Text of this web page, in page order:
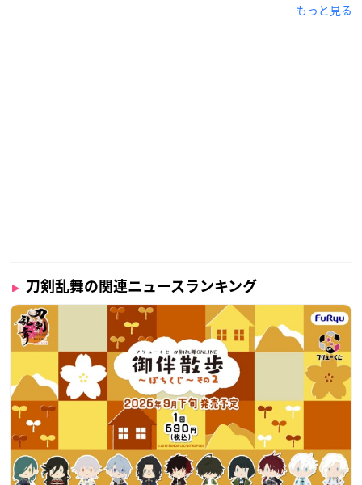
ス2022-」の地上波放送、CS放送が決定致しました！
［地上波放送］
2022年3月19日(土) 25:45〜26:55
［CS放送］
2022年3月27日(日)22:30〜24:00https://t.co/KF19HTG9qk
#刀ミュ
— ミュージカル『刀剣乱舞』公式 (@musical_touken)
ruary 14, 2022
もっと見る
刀剣乱舞の関連ニュースランキング